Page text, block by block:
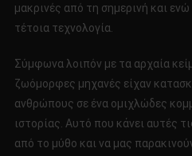
μακρινές από τη σημερινή και
τέτοια τεχνολογία.
Σύμφωνα λοιπόν με τα αρχαία
ζωόμορφες μηχανές είχαν
ανθρώπους σε ένα ομιχλώδες
ιστορίας. Αυτό που κάνει αυτές
από το μύθο και να μας